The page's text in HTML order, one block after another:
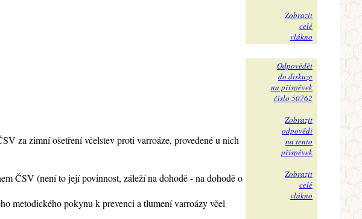
Zobrazit
celé
vlákno
za zimní ošetření včelstev proti varroáze, provedené u nich
ČSV (není to její povinnost, záleží na dohodě - na dohodě o
metodického pokynu k prevenci a tlumení varroázy včel
Odpovědět
do diskuze
na příspěvek
číslo 50762
Zobrazit
odpovědi
na tento
příspěvek
Zobrazit
celé
vlákno